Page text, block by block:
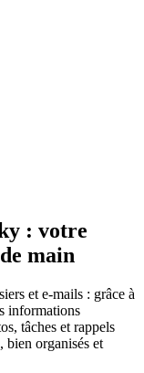
: votre
main
et e-mails : grâce à
informations
tâches et rappels
bien organisés et